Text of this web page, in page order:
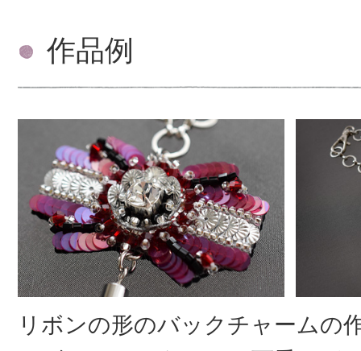
作品例
リボンの形のバックチャームの